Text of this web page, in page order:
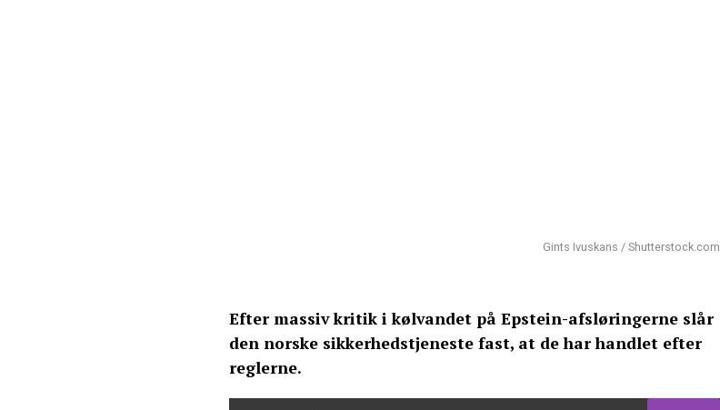
Gints Ivuskans / Shutterstock.com
Efter massiv kritik i kølvandet på Epstein-afsløringerne slår
den norske sikkerhedstjeneste fast, at de har handlet efter
reglerne.